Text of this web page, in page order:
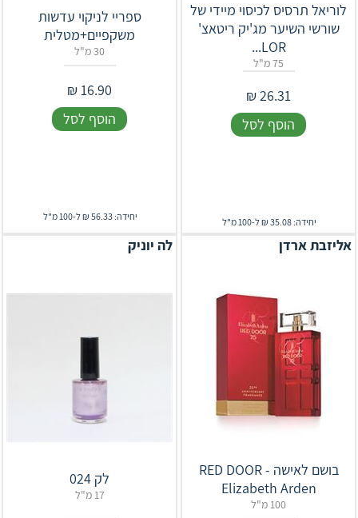
לוריאל תרסיס לכיסוי מיידי של
שורשי השיער מג'יק ריטאצ'
LOR...
75 מ"ל
26.31
₪
הוסף לסל
יחידה: 35.08 ₪ ל-100 מ"ל
ספריי לניקוי עדשות
משקפיים+מטלית
30 מ"ל
16.90
₪
הוסף לסל
יחידה: 56.33 ₪ ל-100 מ"ל
אליזבת ארדן
בושם לאישה RED DOOR -
Elizabeth Arden
100 מ"ל
לה יוניק
לק 024
17 מ"ל